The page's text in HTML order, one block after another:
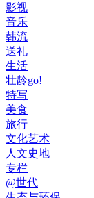
影视
音乐
韩流
送礼
生活
壮龄go!
特写
美食
旅行
文化艺术
人文史地
专栏
@世代